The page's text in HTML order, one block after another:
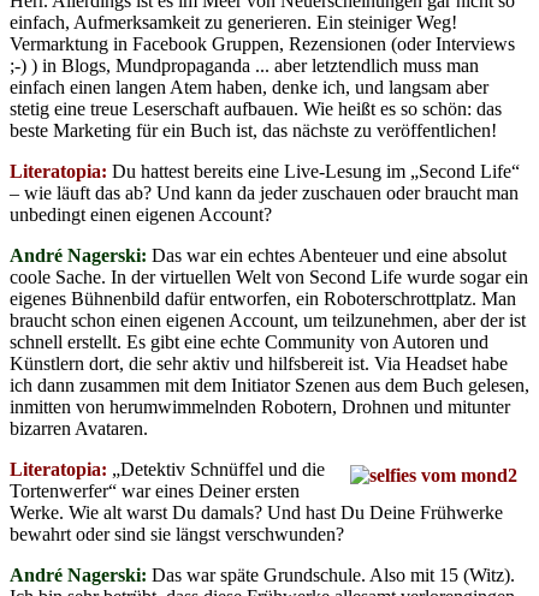
einfach, Aufmerksamkeit zu generieren. Ein steiniger Weg!
Vermarktung in Facebook Gruppen, Rezensionen (oder Interviews
;-) ) in Blogs, Mundpropaganda ... aber letztendlich muss man
einfach einen langen Atem haben, denke ich, und langsam aber
stetig eine treue Leserschaft aufbauen. Wie heißt es so schön: das
beste Marketing für ein Buch ist, das nächste zu veröffentlichen!
Literatopia: Du hattest bereits eine Live-Lesung im „Second Life“
– wie läuft das ab? Und kann da jeder zuschauen oder braucht man
unbedingt einen eigenen Account?
André Nagerski: Das war ein echtes Abenteuer und eine absolut
coole Sache. In der virtuellen Welt von Second Life wurde sogar ein
eigenes Bühnenbild dafür entworfen, ein Roboterschrottplatz. Man
braucht schon einen eigenen Account, um teilzunehmen, aber der ist
schnell erstellt. Es gibt eine echte Community von Autoren und
Künstlern dort, die sehr aktiv und hilfsbereit ist. Via Headset habe
ich dann zusammen mit dem Initiator Szenen aus dem Buch gelesen,
inmitten von herumwimmelnden Robotern, Drohnen und mitunter
bizarren Avataren.
Literatopia: „Detektiv Schnüffel und die
Tortenwerfer“ war eines Deiner ersten
Werke. Wie alt warst Du damals? Und hast Du Deine Frühwerke
bewahrt oder sind sie längst verschwunden?
André Nagerski: Das war späte Grundschule. Also mit 15 (Witz).